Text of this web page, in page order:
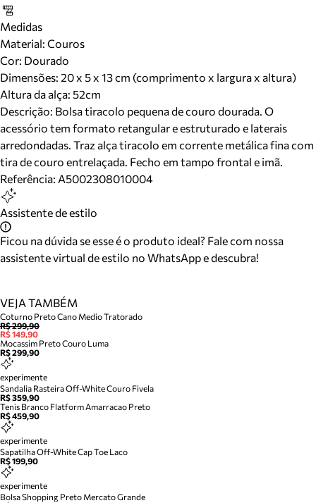
Medidas
Material: Couros
Cor: Dourado
Dimensões: 20 x 5 x 13 cm (comprimento x largura x altura)
Altura da alça: 52cm
Descrição: Bolsa tiracolo pequena de couro dourada. O
acessório tem formato retangular e estruturado e laterais
arredondadas. Traz alça tiracolo em corrente metálica fina com
tira de couro entrelaçada. Fecho em tampo frontal e imã.
Referência: A5002308010004
Assistente de estilo
Ficou na dúvida se esse é o produto ideal? Fale com nossa
assistente virtual de estilo no WhatsApp e descubra!
VEJA TAMBÉM
Coturno Preto Cano Medio Tratorado
R$ 299,90
R$ 149,90
Mocassim Preto Couro Luma
R$ 299,90
experimente
Sandalia Rasteira Off-White Couro Fivela
R$ 359,90
Tenis Branco Flatform Amarracao Preto
R$ 459,90
experimente
Sapatilha Off-White Cap Toe Laco
R$ 199,90
experimente
Bolsa Shopping Preto Mercato Grande